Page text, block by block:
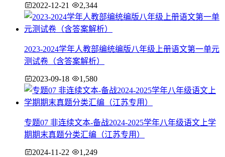
2022-12-21 2,344
2023-2024学年人教部编统编版八年级上册语文第一单元
测试卷（含答案解析）
2023-09-18 1,580
专题07 非连续文本-备战2024-2025学年八年级语文上学
期期末真题分类汇编（江苏专用）
2024-11-22 1,249